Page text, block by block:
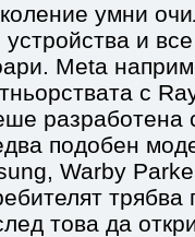
умни
и
Meta
с
разработена
подобен
Warby
това да